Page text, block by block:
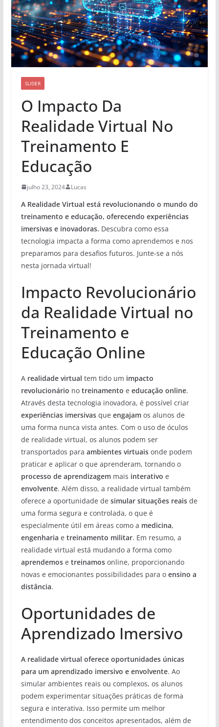
SLIDER
O Impacto Da
Realidade Virtual No
Treinamento E
Educação
julho 23, 2024 Lucas
A Realidade Virtual está revolucionando o mundo do
treinamento e educação, oferecendo experiências
imersivas e inovadoras. Descubra como essa
tecnologia impacta a forma como aprendemos e nos
preparamos para desafios futuros. Junte-se a nós
nesta jornada virtual!
Impacto Revolucionário
da Realidade Virtual no
Treinamento e
Educação Online
A realidade virtual tem tido um impacto
revolucionário no treinamento e educação online.
Através desta tecnologia inovadora, é possível criar
experiências imersivasque engajamos alunos de
uma forma nunca vista antes. Com o uso de óculos
de realidade virtual, os alunos podem ser
transportados para ambientes virtuaisonde podem
praticar e aplicar o que aprenderam, tornando o
processo de aprendizagemmais interativo e
envolvente. Além disso, a realidade virtual também
oferece a oportunidade de simular situações reaisde
uma forma segura e controlada, o que é
especialmente útil em áreas como a medicina,
engenharia e treinamento militar. Em resumo, a
realidade virtual está mudando a forma como
aprendemose treinamosonline, proporcionando
novas e emocionantes possibilidades para o ensino a
distância.
Oportunidades de
Aprendizado Imersivo
A realidade virtual oferece oportunidades únicas
para um aprendizado imersivo e envolvente. Ao
simular ambientes reais ou complexos, os alunos
podem experimentar situações práticas de forma
segura e interativa. Isso permite um melhor
entendimento dos conceitos apresentados, além de